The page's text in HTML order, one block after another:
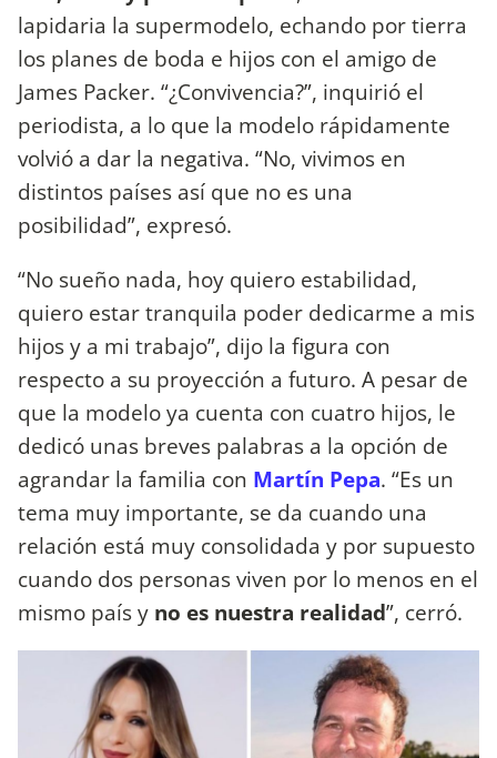
lapidaria la supermodelo, echando por tierra
los planes de boda e hijos con el amigo de
James Packer. “¿Convivencia?”, inquirió el
periodista, a lo que la modelo rápidamente
volvió a dar la negativa. “No, vivimos en
distintos países así que no es una
posibilidad”, expresó.
“No sueño nada, hoy quiero estabilidad,
quiero estar tranquila poder dedicarme a mis
hijos y a mi trabajo”, dijo la figura con
respecto a su proyección a futuro. A pesar de
que la modelo ya cuenta con cuatro hijos, le
dedicó unas breves palabras a la opción de
agrandar la familia con Martín Pepa. “Es un
tema muy importante, se da cuando una
relación está muy consolidada y por supuesto
cuando dos personas viven por lo menos en el
mismo país y no es nuestra realidad”, cerró.